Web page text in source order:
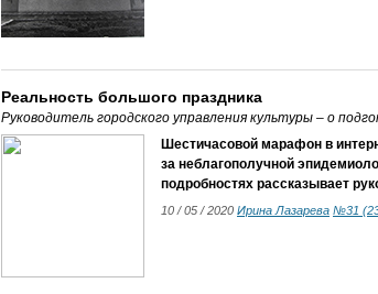
Реальность большого праздника
Руководитель городского управления культуры – о
Шестичасовой марафон в
за неблагополучной
подробностях рассказывает
10 / 05 / 2020 Ирина Лазарева №31